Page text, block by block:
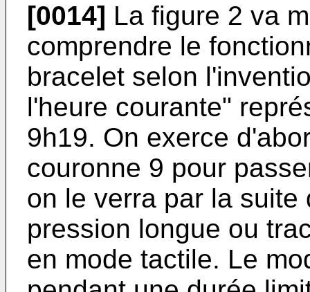
[0014] La figure 2 va
comprendre le
bracelet selon
l'heure courante"
9h19. On exerce
couronne 9 pour
on le verra par la
pression longue ou
en mode tactile. Le